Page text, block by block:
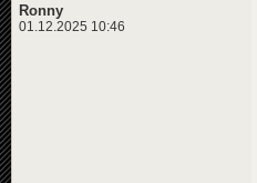
Ronny
01.12.2025 10:46